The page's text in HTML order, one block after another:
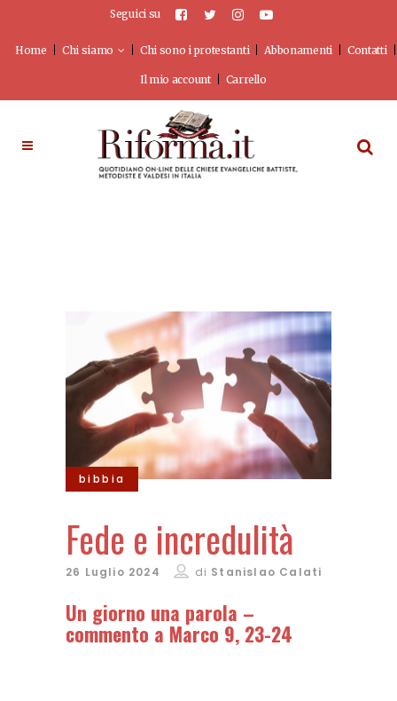
Seguici su
Home Chi siamo Chi sono i protestanti Abbonamenti Contatti
Il mio account Carrello
bibbia
Fede e incredulità
26 Luglio 2024 di Stanislao Calati
Un giorno una parola –
commento a Marco 9, 23-24